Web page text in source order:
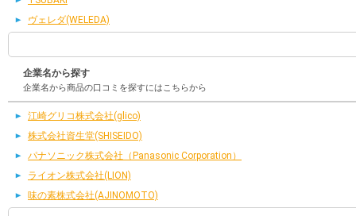
ヴェレダ(WELEDA)
企業名から探す
企業名から商品の口コミを探すにはこちらから
江崎グリコ株式会社(glico)
株式会社資生堂(SHISEIDO)
パナソニック株式会社（Panasonic Corporation）
ライオン株式会社(LION)
味の素株式会社(AJINOMOTO)